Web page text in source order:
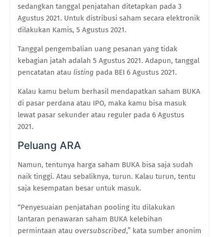
sedangkan tanggal penjatahan ditetapkan pada 3
Agustus 2021. Untuk distribusi saham secara elektronik
dilakukan Kamis, 5 Agustus 2021.
Tanggal pengembalian uang pesanan yang tidak
kebagian jatah adalah 5 Agustus 2021. Adapun, tanggal
pencatatan atau listing pada BEI 6 Agustus 2021.
Kalau kamu belum berhasil mendapatkan saham BUKA
di pasar perdana atau IPO, maka kamu bisa masuk
lewat pasar sekunder atau reguler pada 6 Agustus
2021.
Peluang ARA
Namun, tentunya harga saham BUKA bisa saja sudah
naik tinggi. Atau sebaliknya, turun. Kalau turun, tentu
saja kesempatan besar untuk masuk.
“Penyesuaian penjatahan pooling itu dilakukan
lantaran penawaran saham BUKA kelebihan
permintaan atau oversubscribed,” kata sumber anonim